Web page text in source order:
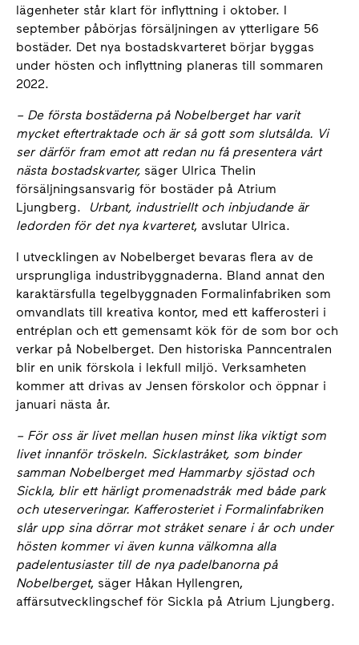
lägenheter står klart för inflyttning i oktober. I
september påbörjas försäljningen av ytterligare 56
bostäder. Det nya bostadskvarteret börjar byggas
under hösten och inflyttning planeras till sommaren
2022.
– De första bostäderna på Nobelberget har varit
mycket eftertraktade och är så gott som slutsålda. Vi
ser därför fram emot att redan nu få presentera vårt
nästa bostadskvarter, säger Ulrica Thelin
försäljningsansvarig för bostäder på Atrium
Ljungberg.
Urbant, industriellt och inbjudande är
ledorden för det nya kvarteret, avslutar Ulrica.
I utvecklingen av Nobelberget bevaras flera av de
ursprungliga industribyggnaderna. Bland annat den
karaktärsfulla tegelbyggnaden Formalinfabriken som
omvandlats till kreativa kontor, med ett kafferosteri i
entréplan och ett gemensamt kök för de som bor och
verkar på Nobelberget. Den historiska Panncentralen
blir en unik förskola i lekfull miljö. Verksamheten
kommer att drivas av Jensen förskolor och öppnar i
januari nästa år.
– För oss är livet mellan husen minst lika viktigt som
livet innanför tröskeln. Sicklastråket, som binder
samman Nobelberget med Hammarby sjöstad och
Sickla, blir ett härligt promenadstråk med både park
och uteserveringar. Kafferosteriet i Formalinfabriken
slår upp sina dörrar mot stråket senare i år och under
hösten kommer vi även kunna välkomna alla
padelentusiaster till de nya padelbanorna på
Nobelberget, säger Håkan Hyllengren,
affärsutvecklingschef för Sickla på Atrium Ljungberg.